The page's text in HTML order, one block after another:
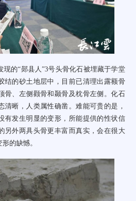
现的“郧县人”3号头骨化石被埋藏于学堂
结的砂土地层中，目前已清理出露额骨
骨、左侧颧骨和颞骨及枕骨左侧。化石
清晰，人类属性确凿。难能可贵的是，
有发生明显的变形，所能提供的性状信
另外两具头骨更丰富而真实，会在很大
的缺憾。